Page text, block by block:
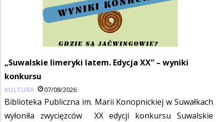
„Suwalskie limeryki latem. Edycja XX” – wyniki
konkursu
KULTURA 07/08/2026
Biblioteka Publiczna im. Marii Konopnickiej w Suwałkach
wyłoniła zwycięzców XX edycji konkursu Suwalskie